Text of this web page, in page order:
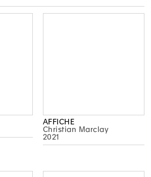
AFFICHE
Christian Marclay
2021